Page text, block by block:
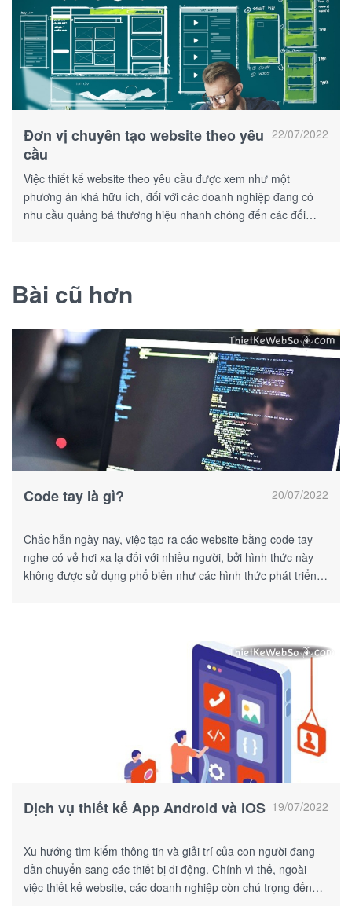
22/07/2022
Đơn vị chuyên tạo website theo yêu
cầu
Việc thiết kế website theo yêu cầu được xem như một
phương án khá hữu ích, đối với các doanh nghiệp đang có
nhu cầu quảng bá thương hiệu nhanh chóng đến các đối
Bài cũ hơn
20/07/2022
Code tay là gì?
Chắc hẳn ngày nay, việc tạo ra các website bằng code tay
nghe có vẻ hơi xa lạ đối với nhiều người, bởi hình thức này
không được sử dụng phổ biến như các hình thức phát triển
19/07/2022
Dịch vụ thiết kế App Android và iOS
Xu hướng tìm kiếm thông tin và giải trí của con người đang
dần chuyển sang các thiết bị di động. Chính vì thế, ngoài
việc thiết kế website, các doanh nghiệp còn chú trọng đến